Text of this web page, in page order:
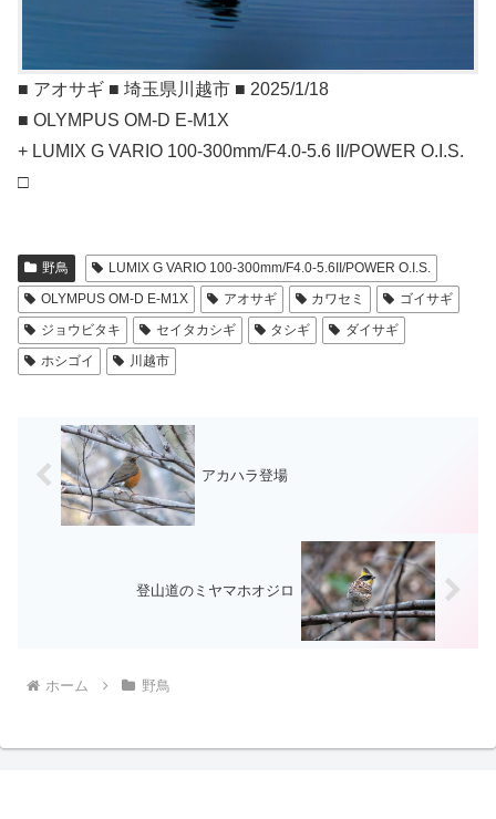
■ アオサギ ■ 埼玉県川越市 ■ 2025/1/18
■ OLYMPUS OM-D E-M1X
+ LUMIX G VARIO 100-300mm/F4.0-5.6 II/POWER O.I.S.
□
野鳥
LUMIX G VARIO 100-300mm/F4.0-5.6II/POWER O.I.S.
OLYMPUS OM-D E-M1X
アオサギ カワセミ
ゴイサギ
ジョウビタキ
セイタカシギ タシギ
ダイサギ
ホシゴイ
川越市
アカハラ登場
登山道のミヤマホオジロ
ホーム 野鳥